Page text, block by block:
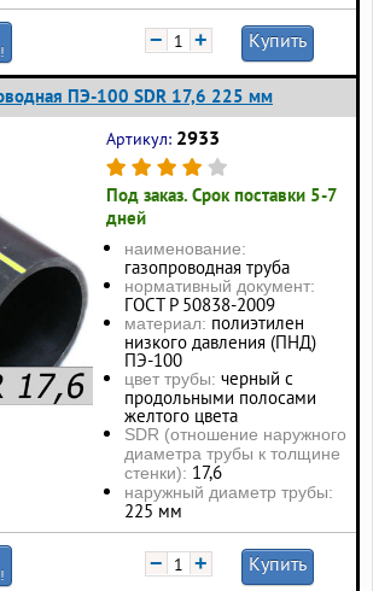
− + Купить
ПЭ-100 SDR 17,6 225 мм
Артикул: 2933
Под заказ. Срок поставки 5-7
дней
наименование:
газопроводная труба
нормативный документ:
ГОСТ Р 50838-2009
материал: полиэтилен
низкого давления (ПНД)
ПЭ-100
цвет трубы: черный с
продольными полосами
желтого цвета
SDR (отношение наружного
диаметра трубы к толщине
стенки): 17,6
наружный диаметр трубы:
225 мм
− + Купить